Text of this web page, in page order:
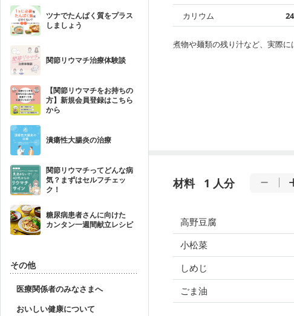
ツナでたんぱく質をプラス
しましょう
関節リウマチ治療体験談
【関節リウマチをお持ちの
方】新規会員登録はこちら
から
潰瘍性大腸炎の治療
関節リウマチってどんな病
気？まずはセルフチェッ
ク！
糖尿病患者さんに向けた
カンタン一週間献立レシピ
その他
医療関係者のみなさまへ
おいしい健康について
カリウム
煮物や麺類の残り汁など、実際に
材料 1 人分
高野豆腐
小松菜
しめじ
ごま油